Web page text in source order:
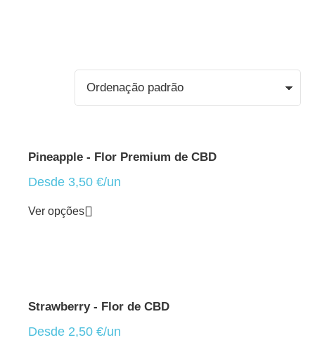
Pineapple - Flor Premium de CBD
Desde 3,50 €/un
Ver opções
Strawberry - Flor de CBD
Desde 2,50 €/un